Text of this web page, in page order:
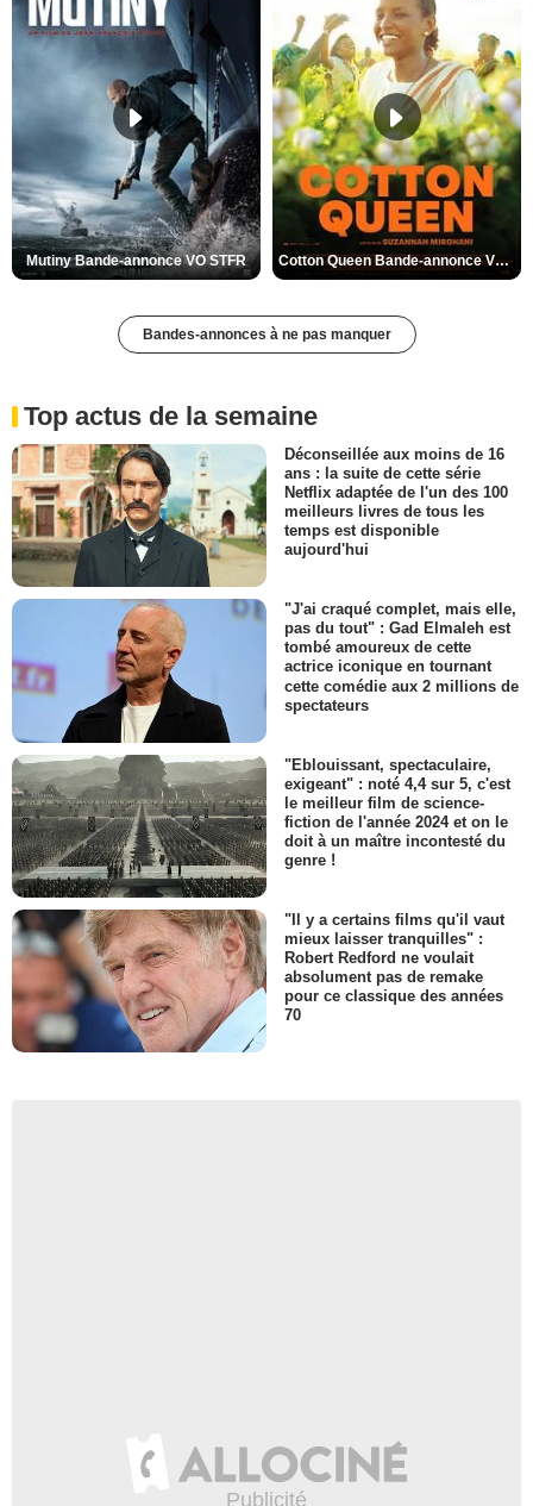
Mutiny Bande-annonce VO STFR Cotton Queen Bande-annonce VO STFR
Bandes-annonces à ne pas manquer
Top actus de la semaine
Déconseillée aux moins de 16
ans : la suite de cette série
Netflix adaptée de l'un des 100
meilleurs livres de tous les
temps est disponible
aujourd'hui
"J'ai craqué complet, mais elle,
pas du tout" : Gad Elmaleh est
tombé amoureux de cette
actrice iconique en tournant
cette comédie aux 2 millions de
spectateurs
"Eblouissant, spectaculaire,
exigeant" : noté 4,4 sur 5, c'est
le meilleur film de science-
fiction de l'année 2024 et on le
doit à un maître incontesté du
genre !
"Il y a certains films qu'il vaut
mieux laisser tranquilles" :
Robert Redford ne voulait
absolument pas de remake
pour ce classique des années
70